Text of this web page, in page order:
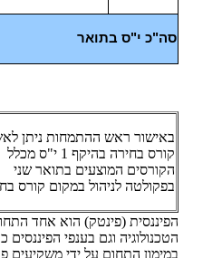
סה"כ י"ס בתואר
באישור ראש ההתמחות ניתן
קורס בחירה בהיקף 1 י"ס מכלל
הקורסים המוצעים בתואר שני
בפקולטה לניהול במקום קורס
הפיננסית (פינטק) הוא אחד
הטכנולוגיה וגם בענפי
במימון התחום על ידי משקיעים